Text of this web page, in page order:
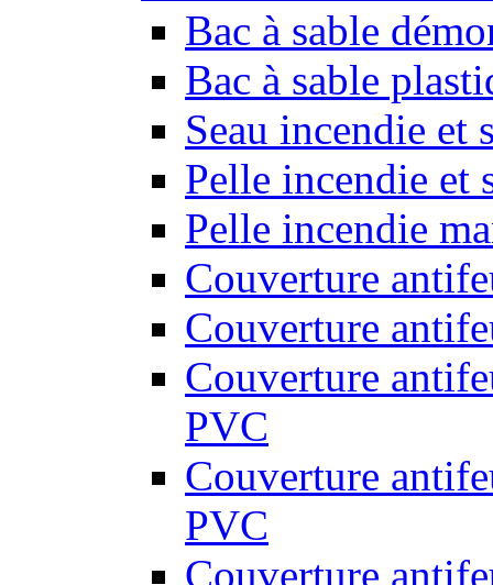
Bac à sable
Bac à sable
Seau incendie et
Pelle incendie et
Pelle incendie
Couverture
Couverture
Couverture
PVC
Couverture
PVC
Couverture